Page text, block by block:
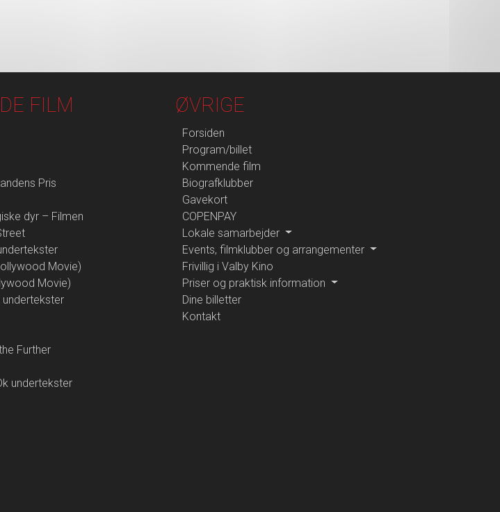
FILM
Pris
dyr – Filmen
Movie)
Movie)
undertekster
Further
undertekster
ØVRIGE
Forsiden
Program/billet
Kommende film
Biografklubber
Gavekort
COPENPAY
Lokale samarbejder
Events, filmklubber og arrangementer
Frivillig i Valby Kino
Priser og praktisk information
Dine billetter
Kontakt